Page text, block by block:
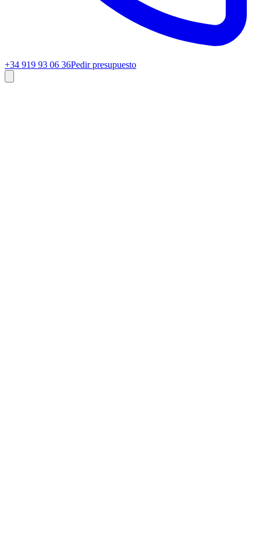
+34 919 93 06 36Pedir presupuesto